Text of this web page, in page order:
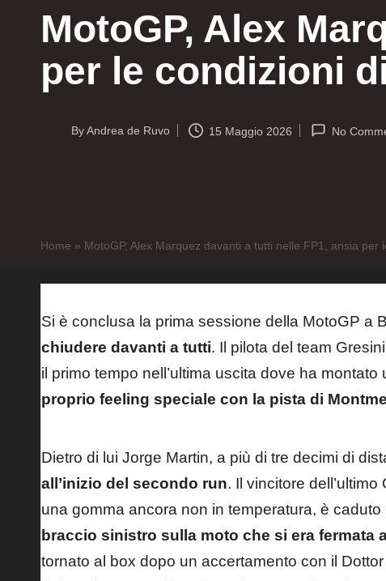
MotoGP, Alex
per le condizioni
PostedByAndrea de Ruvo 15 Maggio 2026 No
Home » MotoGP, Alex Marquez davanti a tutti nelle FP1, ansia per
Si è conclusa la prima sessione della MotoGP a
chiudere davanti a tutti. Il pilota del team
il primo tempo nell’ultima uscita dove ha
proprio feeling speciale con la pista di
Dietro di lui Jorge Martin, a più di tre decimi di
all’inizio del secondo run. Il vincitore
una gomma ancora non in temperatura, è caduto
braccio sinistro sulla moto che si era fermata
tornato al box dopo un accertamento con il